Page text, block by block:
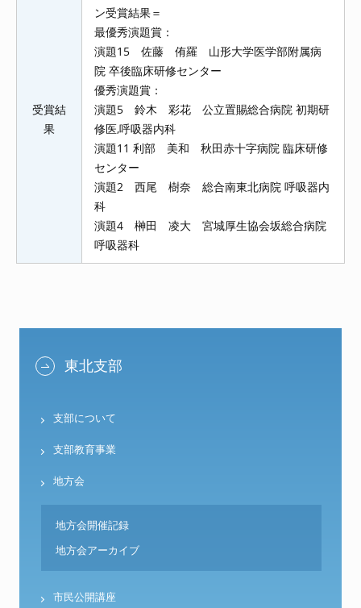
受賞結
果
ン受賞結果＝
最優秀演題賞：
演題15 佐藤 侑羅 山形大学医学部附属病
院 卒後臨床研修センター
優秀演題賞：
演題5 鈴木 彩花 公立置賜総合病院 初期研
修医,呼吸器内科
演題11 利部 美和 秋田赤十字病院 臨床研修
センター
演題2 西尾 樹奈 総合南東北病院 呼吸器内
科
演題4 榊田 凌大 宮城厚生協会坂総合病院
呼吸器科
東北支部
支部について
支部教育事業
地方会
地方会開催記録
地方会アーカイブ
市民公開講座